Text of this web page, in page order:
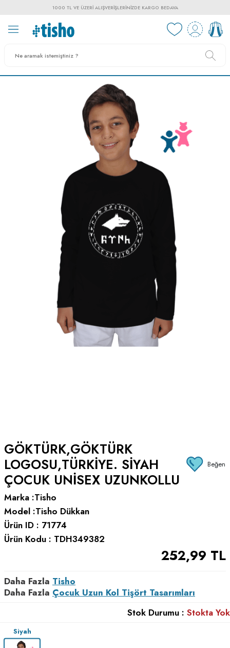
1000 TL VE ÜZERI ALIŞVERIŞLERINIZDE KARGO BEDAVA
GÖKTÜRK,GÖKTÜRK
LOGOSU,TÜRKIYE. SIYAH
ÇOCUK UNISEX UZUNKOLLU
Beğen
Marka :Tisho
Model :Tisho Dükkan
Ürün ID : 71774
Ürün Kodu : TDH349382
252,99 TL
Daha Fazla Tisho
Daha Fazla Çocuk Uzun Kol Tişört Tasarımları
Stok Durumu : Stokta Yok
Siyah